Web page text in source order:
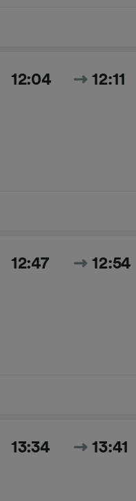
12:04 12:11
12:47 12:54
13:34 13:41